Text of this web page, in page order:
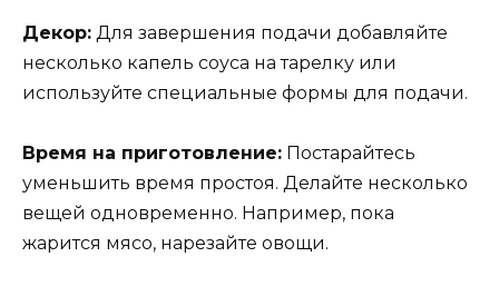
Декор: Для завершения подачи добавляйте
несколько капель соуса на тарелку или
используйте специальные формы для подачи.
Время на приготовление: Постарайтесь
уменьшить время простоя. Делайте несколько
вещей одновременно. Например, пока
жарится мясо, нарезайте овощи.